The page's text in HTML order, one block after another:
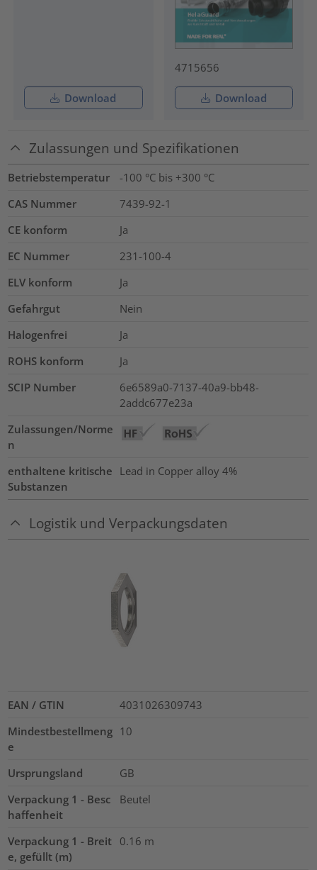
Download
4715656
Download
Zulassungen und Spezifikationen
Betriebstemperatur
-100 °C bis +300 °C
CAS Nummer
7439-92-1
CE konform
Ja
EC Nummer
231-100-4
ELV konform
Ja
Gefahrgut
Nein
Halogenfrei
Ja
ROHS konform
Ja
SCIP Number
6e6589a0-7137-40a9-bb48-
2addc677e23a
Zulassungen/Norme
n
enthaltene kritische
Substanzen
Lead in Copper alloy 4%
Logistik und Verpackungsdaten
EAN / GTIN
4031026309743
Mindestbestellmeng
e
10
Ursprungsland
GB
Verpackung 1 - Besc
haffenheit
Beutel
Verpackung 1 - Breit
e, gefüllt (m)
0.16 m